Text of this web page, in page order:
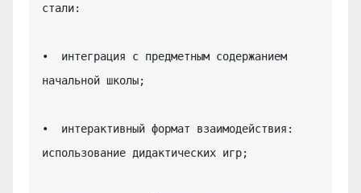
стали:
•  интеграция с предметным содержанием
начальной школы;
•  интерактивный формат взаимодействия:
использование дидактических игр;